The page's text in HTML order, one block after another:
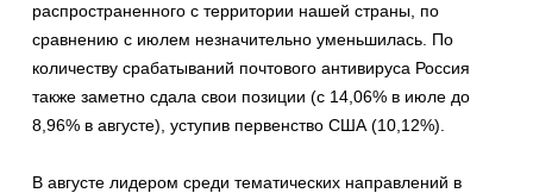
распространенного с территории нашей страны, по
сравнению с июлем незначительно уменьшилась. По
количеству срабатываний почтового антивируса Россия
также заметно сдала свои позиции (с 14,06% в июле до
8,96% в августе), уступив первенство США (10,12%).
В августе лидером среди тематических направлений в